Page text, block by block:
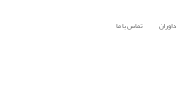
داوران تماس با ما